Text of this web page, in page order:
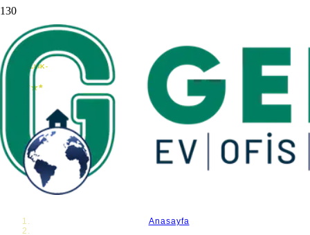
Yurtdışına Taşınırken Taşınacak Eşyalar Nasıl
Azaltılır?
Anasayfa